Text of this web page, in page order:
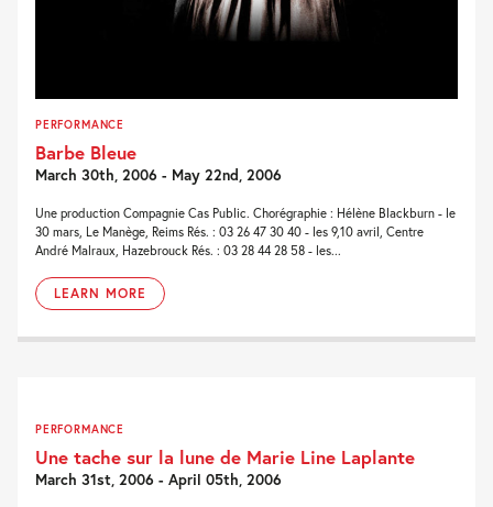
PERFORMANCE
Barbe Bleue
March 30th, 2006 - May 22nd, 2006
Une production Compagnie Cas Public. Chorégraphie : Hélène Blackburn - le
30 mars, Le Manège, Reims Rés. : 03 26 47 30 40 - les 9,10 avril, Centre
André Malraux, Hazebrouck Rés. : 03 28 44 28 58 - les...
LEARN MORE
PERFORMANCE
Une tache sur la lune de Marie Line Laplante
March 31st, 2006 - April 05th, 2006